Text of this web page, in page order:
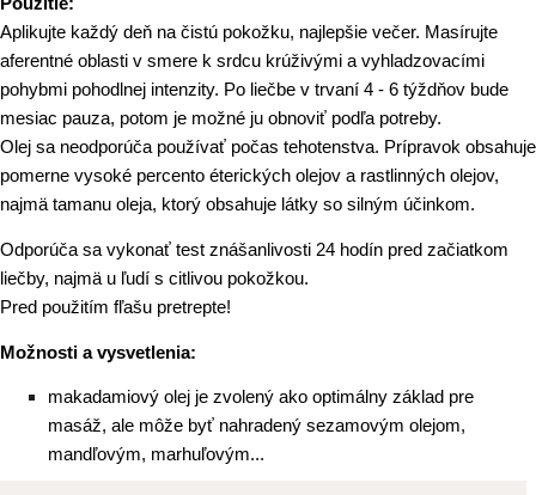
Aplikujte každý deň na čistú pokožku, najlepšie večer. Masírujte
aferentné oblasti v smere k srdcu krúživými a vyhladzovacími
pohybmi pohodlnej intenzity. Po liečbe v trvaní 4 - 6 týždňov bude
mesiac pauza, potom je možné ju obnoviť podľa potreby.
Olej sa neodporúča používať počas tehotenstva. Prípravok obsahuje
pomerne vysoké percento éterických olejov a rastlinných olejov,
najmä tamanu oleja, ktorý obsahuje látky so silným účinkom.
Odporúča sa vykonať test znášanlivosti 24 hodín pred začiatkom
liečby, najmä u ľudí s citlivou pokožkou.
Pred použitím fľašu pretrepte!
Možnosti a vysvetlenia:
makadamiový olej je zvolený ako optimálny základ pre
masáž, ale môže byť nahradený sezamovým olejom,
mandľovým, marhuľovým...